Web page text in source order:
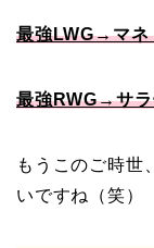
最強LWG→マネ
最強RWG→サ
もうこのご時世
いですね（笑）